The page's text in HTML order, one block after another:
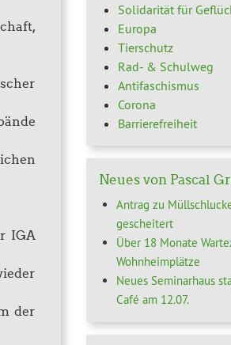
IGA
der
Solidarität für
Europa
Tierschutz
Rad- & Schulweg
Antifaschismus
Corona
Barrierefreiheit
Neues von Pascal
Antrag zu
gescheitert
Über 18 Monate
Wohnheimplätze
Neues Seminarhaus
Café am 12.07.